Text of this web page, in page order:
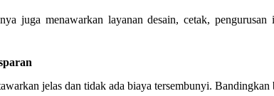
juga menawarkan layanan desain, cetak,
jelas dan tidak ada biaya tersembunyi.